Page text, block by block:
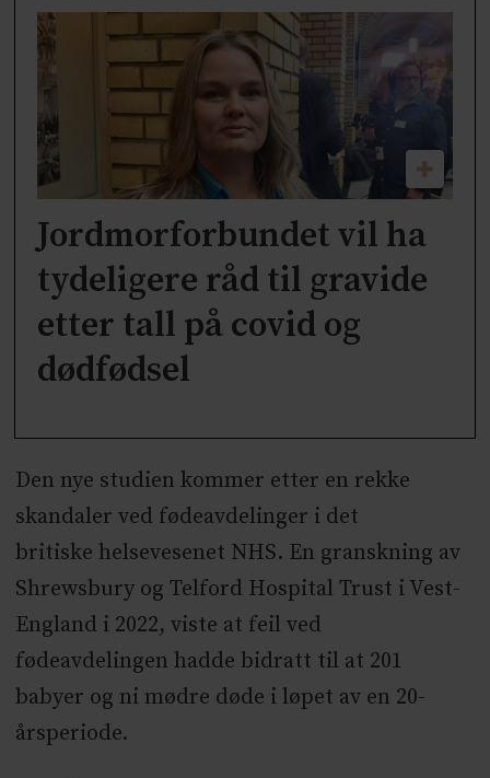
Jordmorforbundet vil ha
tydeligere råd til gravide
etter tall på covid og
dødfødsel
Den nye studien kommer etter en rekke
skandaler ved fødeavdelinger i det
britiske helsevesenet NHS. En granskning av
Shrewsbury og Telford Hospital Trust i Vest-
England i 2022, viste at feil ved
fødeavdelingen hadde bidratt til at 201
babyer og ni mødre døde i løpet av en 20-
årsperiode.